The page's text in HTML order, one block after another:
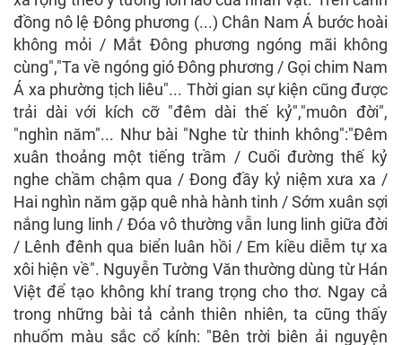
đồng nô lệ Đông phương (...) Chân Nam Á bước hoài
không mỏi / Mắt Đông phương ngóng mãi không
cùng","Ta về ngóng gió Đông phương / Gọi chim Nam
Á xa phường tịch liêu"... Thời gian sự kiện cũng được
trải dài với kích cỡ "đêm dài thế kỷ","muôn đời",
"nghìn năm"... Như bài "Nghe từ thinh không":"Đêm
xuân thoảng một tiếng trầm / Cuối đường thế kỷ
nghe chầm chậm qua / Đong đầy kỷ niệm xưa xa /
Hai nghìn năm gặp quê nhà hành tinh / Sớm xuân sợi
nắng lung linh / Đóa vô thường vẫn lung linh giữa đời
/ Lênh đênh qua biển luân hồi / Em kiều diễm tự xa
xôi hiện về". Nguyễn Tường Văn thường dùng từ Hán
Việt để tạo không khí trang trọng cho thơ. Ngay cả
trong những bài tả cảnh thiên nhiên, ta cũng thấy
nhuốm màu sắc cổ kính: "Bên trời biên ải nguyện